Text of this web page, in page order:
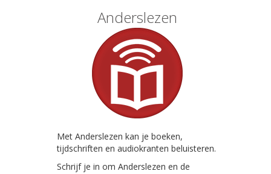
Anderslezen
Met Anderslezen kan je boeken,
tijdschriften en audiokranten beluisteren.
Schrijf je in om Anderslezen en de